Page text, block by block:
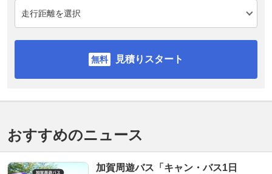
見積りスタート
おすすめのニュース
加賀周遊バス「キャン・バス1日